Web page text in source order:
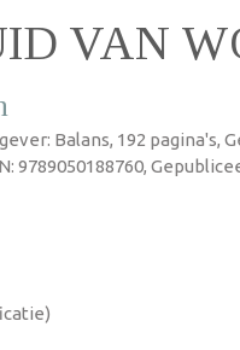
VAN
Balans, 192 pagina's,
9789050188760,